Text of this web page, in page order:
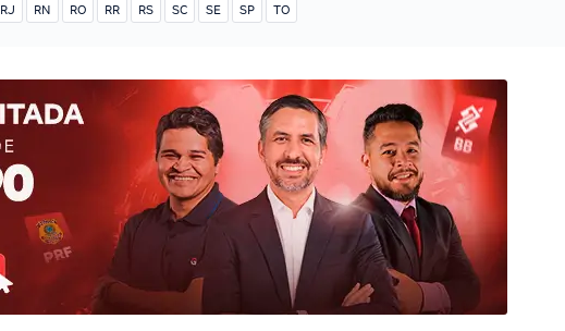
RJ RN RO RR RS SC SE SP TO